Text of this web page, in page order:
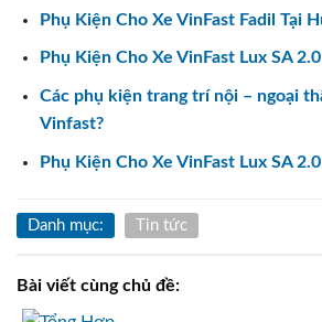
Phụ Kiện Cho Xe VinFast Fadil Tại
Phụ Kiện Cho Xe VinFast Lux SA
Các phụ kiện trang trí nội – ngoại
Vinfast?
Phụ Kiện Cho Xe VinFast Lux SA
Danh mục: Tin tức
Bài viết cùng chủ đề: